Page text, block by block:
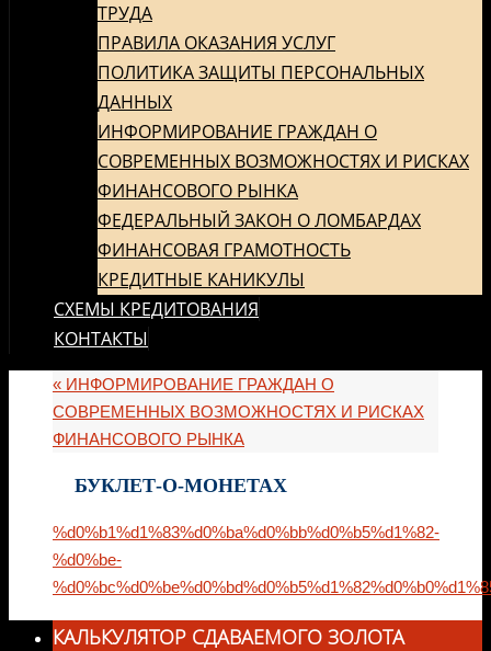
ТРУДА
ПРАВИЛА ОКАЗАНИЯ УСЛУГ
ПОЛИТИКА ЗАЩИТЫ ПЕРСОНАЛЬНЫХ
ДАННЫХ
ИНФОРМИРОВАНИЕ ГРАЖДАН О
СОВРЕМЕННЫХ ВОЗМОЖНОСТЯХ И РИСКАХ
ФИНАНСОВОГО РЫНКА
ФЕДЕРАЛЬНЫЙ ЗАКОН О ЛОМБАРДАХ
ФИНАНСОВАЯ ГРАМОТНОСТЬ
КРЕДИТНЫЕ КАНИКУЛЫ
СХЕМЫ КРЕДИТОВАНИЯ
КОНТАКТЫ
« ИНФОРМИРОВАНИЕ ГРАЖДАН О
СОВРЕМЕННЫХ ВОЗМОЖНОСТЯХ И РИСКАХ
ФИНАНСОВОГО РЫНКА
БУКЛЕТ-О-МОНЕТАХ
%d0%b1%d1%83%d0%ba%d0%bb%d0%b5%d1%82-
%d0%be-
КАЛЬКУЛЯТОР СДАВАЕМОГО ЗОЛОТА